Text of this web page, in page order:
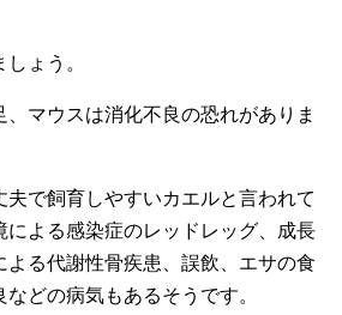
ょう。
マウスは消化不良の恐れがありま
で飼育しやすいカエルと言われて
による感染症のレッドレッグ、成長
よる代謝性骨疾患、誤飲、エサの食
どの病気もあるそうです。